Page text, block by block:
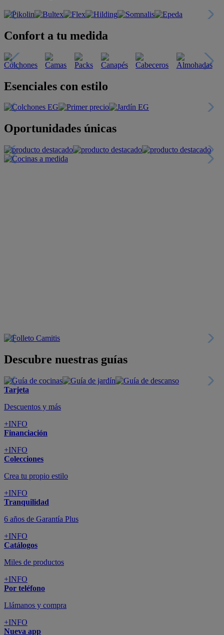
Confort a tu medida
Esenciales con estilo
Oportunidades únicas
Descubre nuestras guías
Tarjeta
Descuentos y más
+INFO
Financiación
+INFO
Colecciones
Crea tu propio estilo
+INFO
Tranquilidad
6 años de Garantía Plus
+INFO
Catálogos
Miles de productos
+INFO
Por teléfono
Llámanos y compra
+INFO
Nueva app